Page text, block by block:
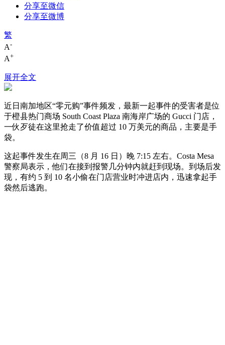
分享至微信
分享至微博
繁
A-
A+
展开全文
近日南加地区“零元购”事件频发，最新一起事件的受害者是位
于橙县热门商场 South Coast Plaza 南海岸广场的 Gucci 门店，
一伙歹徒在这里抢走了价值超过 10 万美元的商品，主要是手
袋。
这起事件发生在周三（8 月 16 日）晚 7:15 左右。Costa Mesa
警察局表示，他们在接到报警几分钟内就赶到现场。到场后发
现，有约 5 到 10 名小偷在门店营业时冲进店内，迅速拿起手
袋然后逃跑。